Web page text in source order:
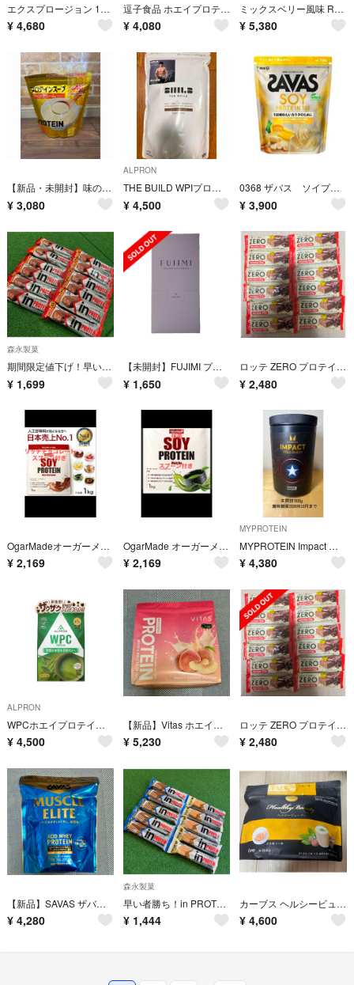
エクスプロージョン 1kg ホエイプロテイン ミルクチョコレート イエロー X-PLOSION エクスプロージョン
¥ 4,680
逗子食品 ホエイプロテイン POWER&ELEGANCE パワー＆エレガンス 1kg ミルクチョコ味 本格チョコレート
¥ 4,080
ミックスベリー風味 REYS レイズ ホエイ プロテイン 1kg ミックスベリー風味 国内製造 ビタミン7種配合
¥ 5,380
【新品・未開封】味の素 プロテインスープ コーンクリーム ポタージュ 600g
¥ 3,080
ALPRON
THE BUILD WPIプロテイン リッチチョコレート風味 900g
¥ 4,500
0368 ザバス ソイプロテイン バナナ 700g
¥ 3,900
森永製菓
期間限定値下げ！早い者勝ち！in PROTEINBAR12本 ベイクドチョコ
¥ 1,699
【未開封】FUJIMI プロテイン トロピカルVC風味 10袋
¥ 1,650
ロッテ ZERO プロテイン15g チョコレートバー 12本
¥ 2,480
OgarMadeオーガーメイド ソイプロテイン リッチチョコレート1kg 期限2028年4月
¥ 2,169
OgarMade オーガーメイド ソイプロテイン抹茶1kg1000g 期限2028年4月
¥ 2,169
MYPROTEIN
MYPROTEIN Impact Whey Isolate MARVEL600g
¥ 4,380
ALPRON
WPCホエイプロテイン チョコチップ入り 抹茶風味 900g
¥ 4,500
【新品】Vitas ホエイプロテイン ピーチヨーグルト風味 700g
¥ 5,230
ロッテ ZERO プロテイン15g チョコレートバー 12本
¥ 2,480
【新品】SAVAS ザバス マッスルエリート ヨーグルト味 900g
¥ 4,280
森永製菓
早い者勝ち！in PROTEINBAR 10本セット ウエハーバニラ ヨーグルト
¥ 1,444
カーブス ヘルシービューティ きな粉ラテ味
¥ 4,600